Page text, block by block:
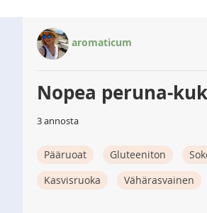
aromaticum
Nopea peruna-
3 annosta
Pääruoat Gluteeniton
Kasvisruoka
Vähärasvainen